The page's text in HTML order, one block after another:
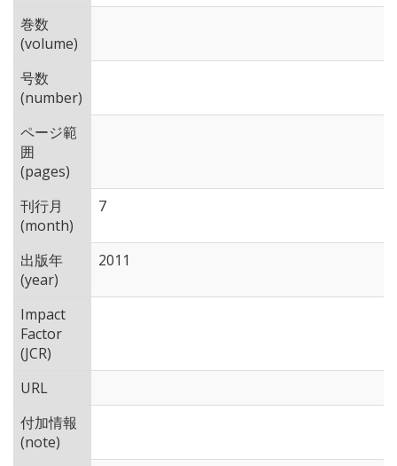
巻数
(volume)
号数
(number)
ページ範
囲
(pages)
刊行月
(month)
7
出版年
(year)
2011
Impact
Factor
(JCR)
URL
付加情報
(note)